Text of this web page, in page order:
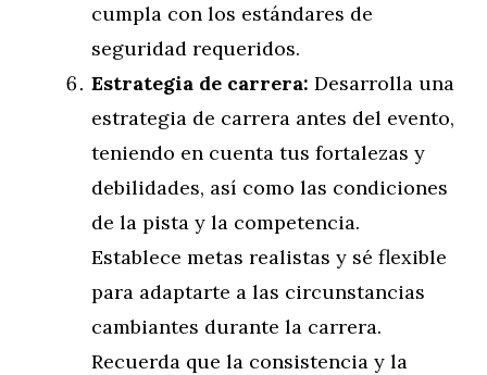
cumpla con los estándares de
seguridad requeridos.
Estrategia de carrera: Desarrolla una
estrategia de carrera antes del evento,
teniendo en cuenta tus fortalezas y
debilidades, así como las condiciones
de la pista y la competencia.
Establece metas realistas y sé flexible
para adaptarte a las circunstancias
cambiantes durante la carrera.
Recuerda que la consistencia y la